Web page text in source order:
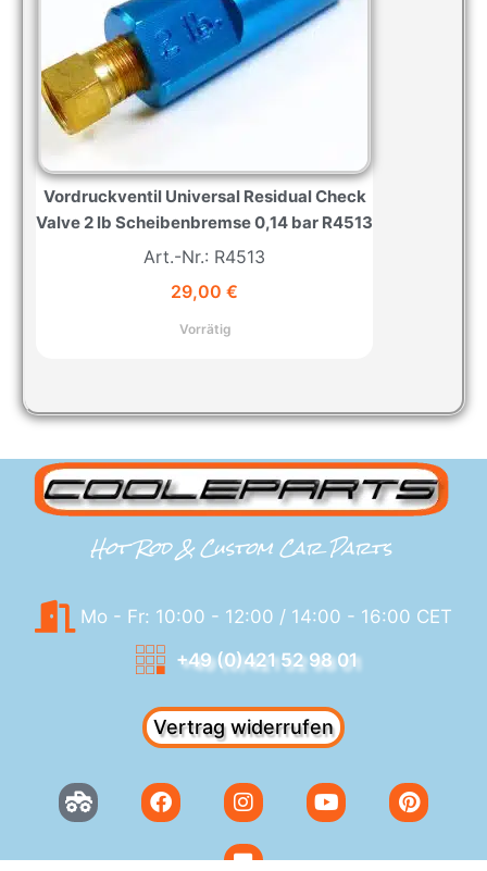
Vordruckventil Universal Residual Check
Valve 2 lb Scheibenbremse 0,14 bar R4513
Art.-Nr.: R4513
29,00 €
Vorrätig
Hot Rod & Custom Car Parts
Mo - Fr: 10:00 - 12:00 / 14:00 - 16:00 CET
+49 (0)421 52 98 01
Vertrag widerrufen